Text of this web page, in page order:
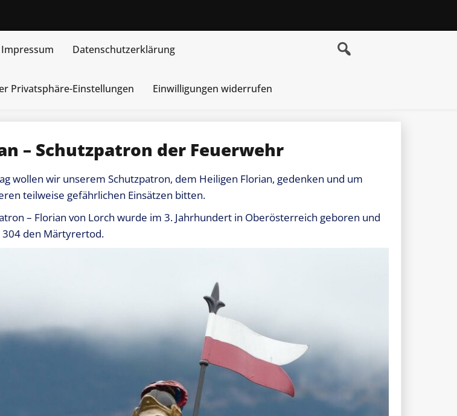
Impressum Datenschutzerklärung
Privatsphäre-Einstellungen Einwilligungen widerrufen
– Schutzpatron der Feuerwehr
wollen wir unserem Schutzpatron, dem Heiligen Florian, gedenken und um
teilweise gefährlichen Einsätzen bitten.
– Florian von Lorch wurde im 3. Jahrhundert in Oberösterreich geboren und
304 den Märtyrertod.